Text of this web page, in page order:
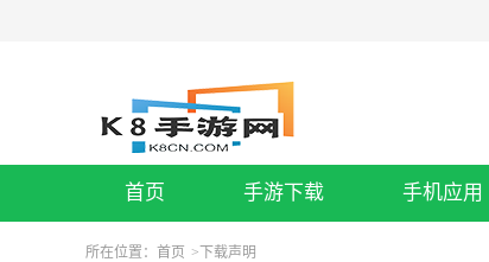
首页 手游下载 手机应用
所在位置： 首页 > 下载声明